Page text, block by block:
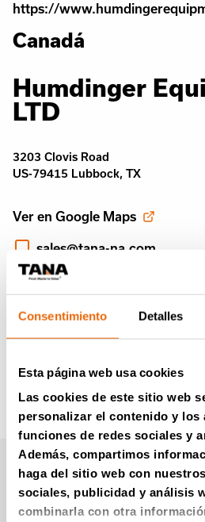
Consentimiento Detalles
Esta página web usa cookies
Las cookies de este sitio web
personalizar el contenido y los
funciones de redes sociales y
Además, compartimos
haga del sitio web con
sociales, publicidad y análisis
combinarla con otra
https://
Canadá
Humdinger
LTD
3203 Clovis Road
US-79415 Lubbock, TX
Ver en Google Maps
sales@tana-na.com
+1 806 771 9944
https://
Boletín
Tana (en